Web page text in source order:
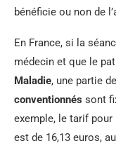
bénéficie ou non de
En France, si la
médecin et que le
Maladie, une partie
conventionnés sont
exemple, le tarif
est de 16,13 euros,